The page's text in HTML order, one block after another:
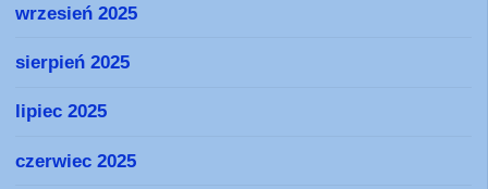
wrzesień 2025
sierpień 2025
lipiec 2025
czerwiec 2025